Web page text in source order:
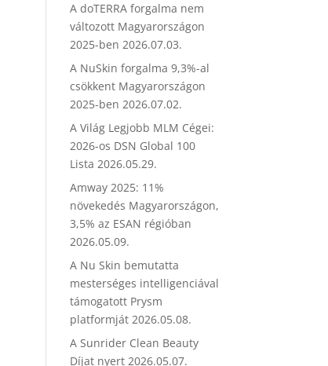
A doTERRA forgalma nem
változott Magyarországon
2025-ben 2026.07.03.
A NuSkin forgalma 9,3%-al
csökkent Magyarországon
2025-ben 2026.07.02.
A Világ Legjobb MLM Cégei:
2026-os DSN Global 100
Lista 2026.05.29.
Amway 2025: 11%
növekedés Magyarországon,
3,5% az ESAN régióban
2026.05.09.
A Nu Skin bemutatta
mesterséges intelligenciával
támogatott Prysm
platformját 2026.05.08.
A Sunrider Clean Beauty
Díjat nyert 2026.05.07.